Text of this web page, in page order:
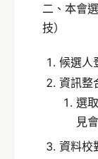
二、本會
技）
候選人
資訊整
選
見會
資料校